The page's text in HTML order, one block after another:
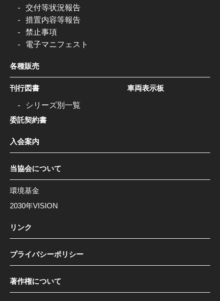
交付等状況報告
措置内容等報告
禁止事項
電子マニフェスト
各種販売
刊行図書
シリーズ別一覧
委託契約書
車両表示板
入会案内
当協会について
環境基金
2030年VISION
リンク
プライバシーポリシー
著作権について